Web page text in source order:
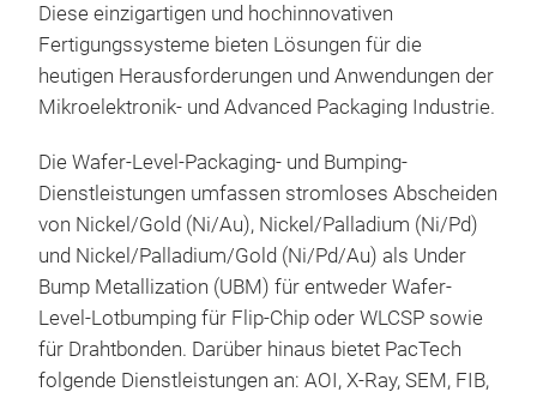
Diese einzigartigen und hochinnovativen
Fertigungssysteme bieten Lösungen für die
heutigen Herausforderungen und Anwendungen der
Mikroelektronik- und Advanced Packaging Industrie.
Die Wafer-Level-Packaging- und Bumping-
Dienstleistungen umfassen stromloses Abscheiden
von Nickel/Gold (Ni/Au), Nickel/Palladium (Ni/Pd)
und Nickel/Palladium/Gold (Ni/Pd/Au) als Under
Bump Metallization (UBM) für entweder Wafer-
Level-Lotbumping für Flip-Chip oder WLCSP sowie
für Drahtbonden. Darüber hinaus bietet PacTech
folgende Dienstleistungen an: AOI, X-Ray, SEM, FIB,